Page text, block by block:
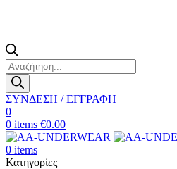
Products
search
ΣΥΝΔΕΣΗ / ΕΓΓΡΑΦΗ
0
0 items €0.00
0 items
Κατηγορίες